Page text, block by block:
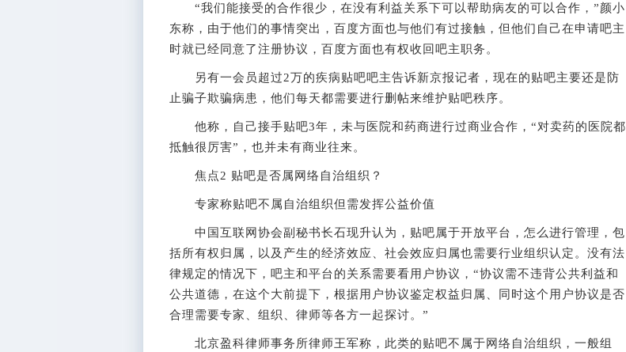
“我们能接受的合作很少，在没有利益关系下可以帮助病友的可以合作，”颜小
东称，由于他们的事情突出，百度方面也与他们有过接触，但他们自己在申请吧主
时就已经同意了注册协议，百度方面也有权收回吧主职务。
另有一会员超过2万的疾病贴吧吧主告诉新京报记者，现在的贴吧主要还是防
止骗子欺骗病患，他们每天都需要进行删帖来维护贴吧秩序。
他称，自己接手贴吧3年，未与医院和药商进行过商业合作，“对卖药的医院都
抵触很厉害”，也并未有商业往来。
焦点2 贴吧是否属网络自治组织？
专家称贴吧不属自治组织但需发挥公益价值
中国互联网协会副秘书长石现升认为，贴吧属于开放平台，怎么进行管理，包
括所有权归属，以及产生的经济效应、社会效应归属也需要行业组织认定。没有法
律规定的情况下，吧主和平台的关系需要看用户协议，“协议需不违背公共利益和
公共道德，在这个大前提下，根据用户协议鉴定权益归属、同时这个用户协议是否
合理需要专家、组织、律师等各方一起探讨。”
北京盈科律师事务所律师王军称，此类的贴吧不属于网络自治组织，一般组